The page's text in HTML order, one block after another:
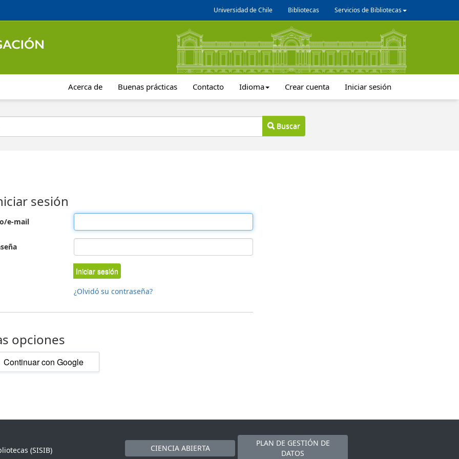
Universidad de Chile Bibliotecas Servicios de Bibliotecas
Acerca de Buenas prácticas Contacto Idioma Crear cuenta Iniciar sesión
Buscar
sesión
e-mail
Iniciar sesión
¿Olvidó su contraseña?
opciones
Continuar con Google
(SISIB)
CIENCIA ABIERTA
PLAN DE GESTIÓN DE
DATOS